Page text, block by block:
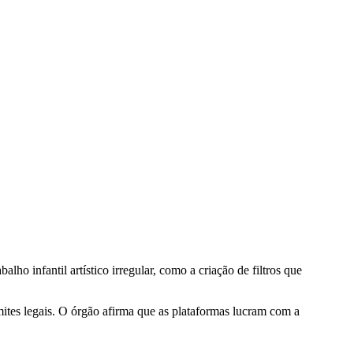
infantil artístico irregular, como a criação de filtros que
legais. O órgão afirma que as plataformas lucram com a